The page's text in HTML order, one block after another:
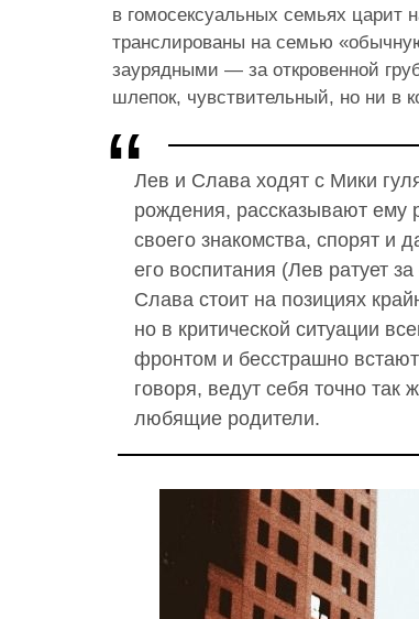
в гомосексуальных семьях царит
транслированы на семью
заурядными — за откровенной
шлепок, чувствительный, но ни в
Лев и Слава ходят с Мики
рождения, рассказывают ему
своего знакомства, спорят и
его воспитания (Лев ратует
Слава стоит на позициях
но в критической ситуации
фронтом и бесстрашно
говоря, ведут себя точно
любящие родители.